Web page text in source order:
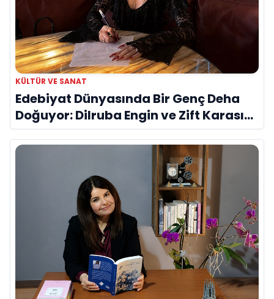
KÜLTÜR VE SANAT
Edebiyat Dünyasında Bir Genç Deha
Doğuyor: Dilruba Engin ve Zift Karası
Evreni ‘AVENOİR’